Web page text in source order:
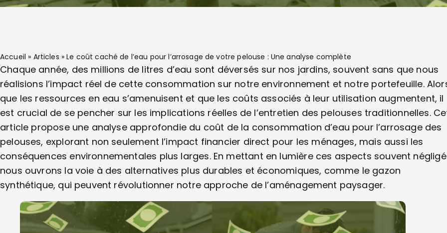
Accueil » Articles »Le coût caché de l’eau pour l’arrosage de votre pelouse : Une analyse complète
Chaque année, des millions de litres d’eau sont déversés sur nos jardins, souvent sans que nous
réalisions l’impact réel de cette consommation sur notre environnement et notre portefeuille.
que les ressources en eau s’amenuisent et que les coûts associés à leur utilisation augmentent, il
est crucial de se pencher sur les implications réelles de l’entretien des pelouses traditionnelles.
article propose une analyse approfondie du coût de la consommation d’eau pour l’arrosage des
pelouses, explorant non seulement l’impact financier direct pour les ménages, mais aussi les
conséquences environnementales plus larges. En mettant en lumière ces aspects souvent
nous ouvrons la voie à des alternatives plus durables et économiques, comme le gazon
synthétique, qui peuvent révolutionner notre approche de l’aménagement paysager.